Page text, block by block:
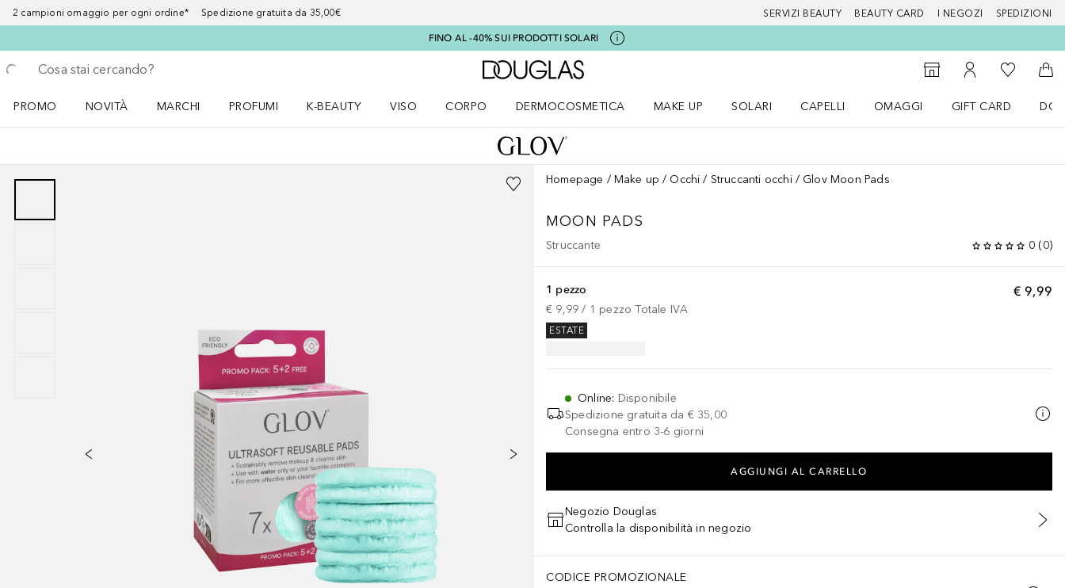
2 campioni omaggio per ogni ordine* Spedizione gratuita da 35,00€ SERVIZI BEAUTY BEAUTY CARD I NEGOZI SPEDIZIONI
FINO AL -40% SUI PRODOTTI SOLARI
Torna indietro
Esegui ricerca
A Douglas Home
StorefinderAl Mio Account
Alla Mia
Al
PROMO
NOVITÀ
MARCHI
PROFUMI
K-BEAUTY
VISO
CORPO
DERMOCOSMETICA
MAKE UP
SOLARI
CAPELLI
OMAGGI
GIFT CARD
Homepage Make up Occhi Struccanti occhi Glov Moon Pads
MOON PADS
Struccante 0 (0)
€ 9,99
1 pezzo
€ 9,99 / 1 pezzo Totale IVA
ESTATE
Online: Disponibile
Spedizione gratuita da € 35,00
Consegna entro 3-6 giorni
AGGIUNGI AL CARRELLO
Negozio Douglas
Controlla la disponibilità in negozio
CODICE PROMOZIONALE